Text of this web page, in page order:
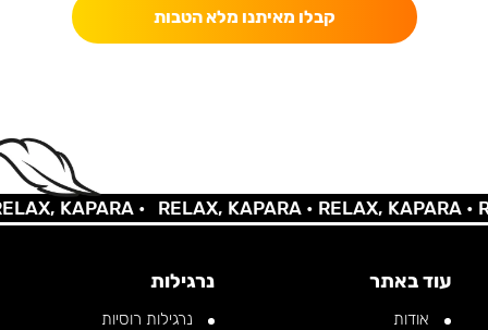
קבלו מאיתנו מלא הטבות
KAPARA • RELAX, KAPARA •RELAX, KAPARA •
עוד באתר
אודות
נרגילות
נרגילות רוסיות